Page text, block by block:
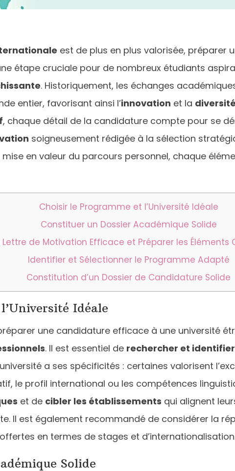
est de plus en plus valorisée, préparer
étape cruciale pour de nombreux étudiants
. Historiquement, les échanges
entier, favorisant ainsi l’innovation et la
, chaque détail de la candidature compte pour se
soigneusement rédigée à la sélection
mise en valeur du parcours personnel, chaque
Choisir le Programme et l’Université Idéale
Constituer un Dossier Académique Solide
Lettre de Motivation Efficace et Préparer les Éléments
Identifier et Sélectionner le Programme Adapté
Constitution d’un Dossier de Candidature Solide
Idéale
une candidature efficace à une université
. Il est essentiel de rechercher et
a ses spécificités : certaines valorisent
le profil international ou les compétences
et de cibler les établissements qui alignent
Il est également recommandé de considérer la
en termes de stages et
Solide